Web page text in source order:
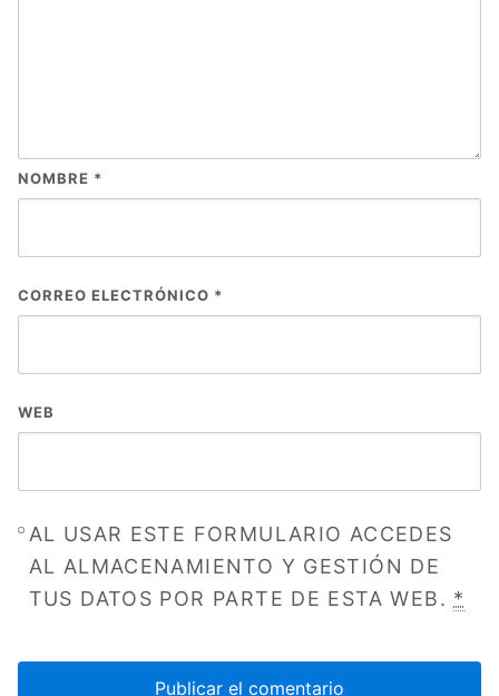
NOMBRE *
CORREO ELECTRÓNICO *
WEB
AL USAR ESTE FORMULARIO ACCEDES
AL ALMACENAMIENTO Y GESTIÓN DE
TUS DATOS POR PARTE DE ESTA WEB. *